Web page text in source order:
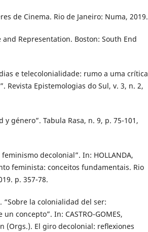
de Cinema. Rio de Janeiro: Numa, 2019.
and Representation. Boston: South End
e telecolonialidade: rumo a uma crítica
Revista Epistemologias do Sul, v. 3, n. 2,
y género”. Tabula Rasa, n. 9, p. 75-101,
decolonial”. In: HOLLANDA,
feminista: conceitos fundamentais. Rio
p. 357-78.
“Sobre la colonialidad del ser:
concepto”. In: CASTRO-GOMES,
(Orgs.). El giro decolonial: reﬂexiones